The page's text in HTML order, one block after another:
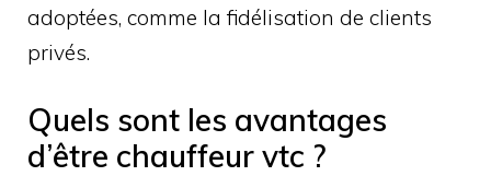
adoptées, comme la fidélisation de clients
privés.
Quels sont les avantages
d’être chauffeur vtc ?